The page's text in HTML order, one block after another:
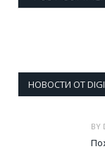
НОВОСТИ ОТ
BY